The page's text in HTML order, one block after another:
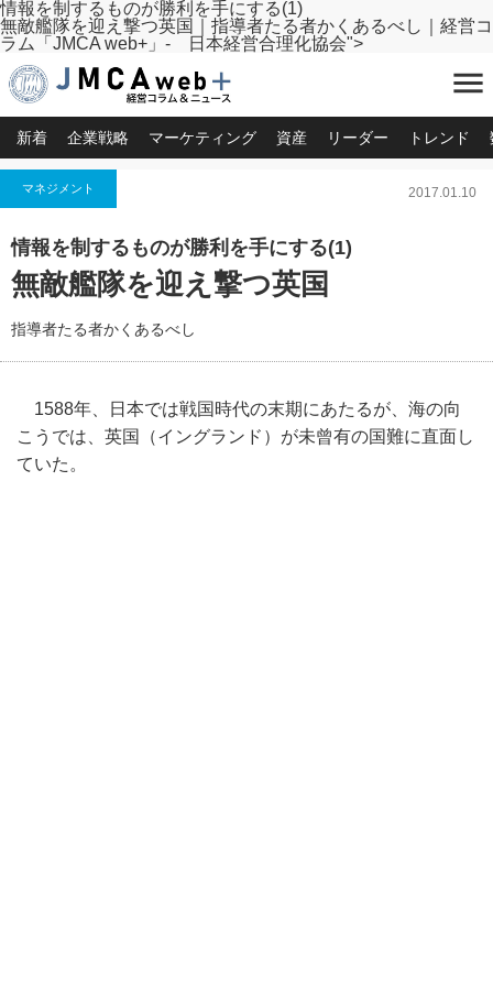
情報を制するものが勝利を手にする(1)
無敵艦隊を迎え撃つ英国｜指導者たる者かくあるべし｜経営コ
ラム「JMCA web+」- 日本経営合理化協会">
menu
新着 企業戦略 マーケティング 資産 リーダー トレンド
マネジメント 2017.01.10
情報を制するものが勝利を手にする(1)
無敵艦隊を迎え撃つ英国
指導者たる者かくあるべし
1588年、日本では戦国時代の末期にあたるが、 海の向
こうでは、英国（イングランド） が未曾有の国難に直面し
ていた。